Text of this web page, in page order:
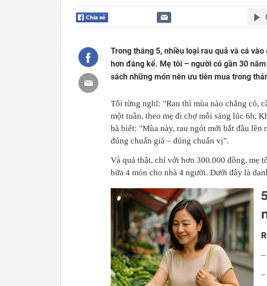
Trong tháng 5, nhiều loại rau quả và cá
hơn đáng kể. Mẹ tôi – người có gần 30
sách những món nên ưu tiên mua trong
Tôi từng nghĩ: "Rau thì mùa nào chẳng có,
một tuần, theo mẹ đi chợ mỗi sáng lúc 6h.
bà biết: "Mùa này, rau ngót mới bắt đầu lên
đúng chuẩn giá – đúng chuẩn vị".
Và quả thật, chỉ với hơn 300.000 đồng, mẹ
bữa 4 món cho nhà 4 người. Dưới đây là
–
–